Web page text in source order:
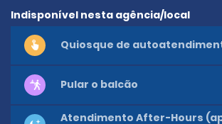
Indisponível nesta agência/local
Quiosque de
Pular o balcão
Atendimento After-Hours